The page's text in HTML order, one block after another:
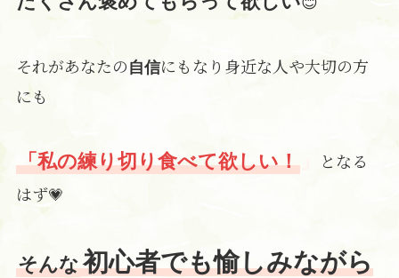
それがあなたの 自信にもなり身近な人や大切の方
にも
「私の練り切り食べて欲しい！」
となる
はず💗
そんな初心者でも愉しみながら